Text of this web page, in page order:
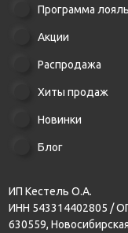
Программа
Акции
Распродажа
Хиты продаж
Новинки
Блог
ИП Кестель О.А.
ИНН 543314402805 /
630559,